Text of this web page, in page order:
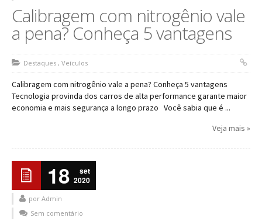
Calibragem com nitrogênio vale
a pena? Conheça 5 vantagens
Destaques , Veículos
Calibragem com nitrogênio vale a pena? Conheça 5 vantagens
Tecnologia provinda dos carros de alta performance garante maior
economia e mais segurança a longo prazo Você sabia que é ...
Veja mais »
18
set
2020
por Admin
Sem comentário